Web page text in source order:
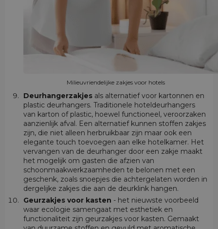
Milieuvriendelijke zakjes voor hotels
Deurhangerzakjesals alternatief voor kartonnen en
plastic deurhangers. Traditionele hoteldeurhangers
van karton of plastic, hoewel functioneel, veroorzaken
aanzienlijk afval. Een alternatief kunnen stoffen zakjes
zijn, die niet alleen herbruikbaar zijn maar ook een
elegante touch toevoegen aan elke hotelkamer. Het
vervangen van de deurhanger door een zakje maakt
het mogelijk om gasten die afzien van
schoonmaakwerkzaamheden te belonen met een
geschenk, zoals snoepjes die achtergelaten worden in
dergelijke zakjes die aan de deurklink hangen.
Geurzakjes voor kasten - het nieuwste voorbeeld
waar ecologie samengaat met esthetiek en
functionaliteit zijn geurzakjes voor kasten. Gemaakt